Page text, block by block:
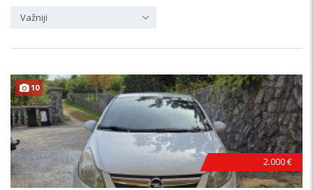
Važniji
10 HITNO !
2.000 €